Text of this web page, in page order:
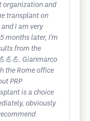
organization and
transplant on
I am very
months later, I'm
from the
Gianmarco
the Rome office
PRP
is a choice
obviously